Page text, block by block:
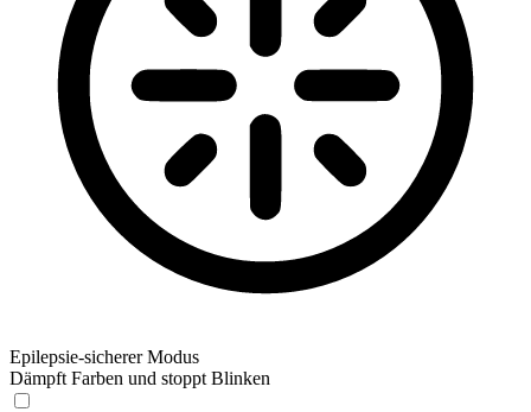
Epilepsie-sicherer Modus
Dämpft Farben und stoppt Blinken